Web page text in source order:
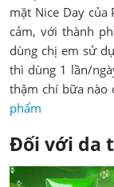
mặt Nice Day của
cảm, với thành
dùng chị em sử
thì dùng 1 lần/
thậm chí bữa nào
phẩm
Đối với da